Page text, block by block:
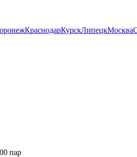
КраснодарКурскЛипецкМосква
пар